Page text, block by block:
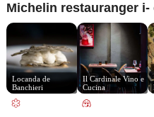
Michelin restauranger i-
Locanda de
Banchieri
Il Cardinale Vino e
Cucina